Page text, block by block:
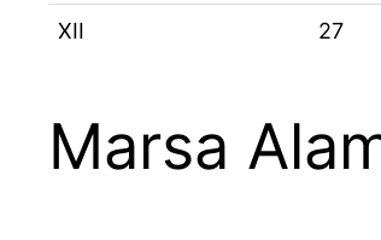
XII 27
Marsa